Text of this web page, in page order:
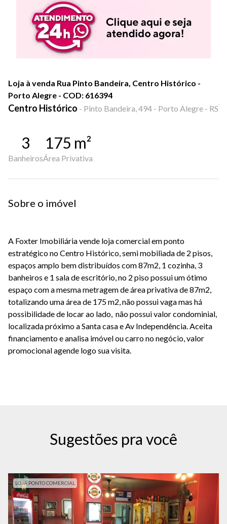
Loja à venda Rua Pinto Bandeira, Centro Histórico -
Porto Alegre - COD: 616394
Centro Histórico - Pinto Bandeira, 494 - Porto Alegre - RS
3
Banheiros
175 m²
Área Privativa
Sobre o imóvel
A Foxter Imobiliária vende loja comercial em ponto
estratégico no Centro Histórico, semi mobiliada de 2 pisos,
espaços amplo bem distribuídos com 87m2, 1 cozinha, 3
banheiros e 1 sala de escritório, no 2 piso possui um ótimo
espaço com a mesma metragem de área privativa de 87m2,
totalizando uma área de 175 m2, não possui vaga mas há
possibilidade de locar ao lado, não possui valor condominial,
localizada próximo a Santa casa e Av Independência. Aceita
financiamento e analisa imóvel ou carro no negócio, valor
promocional agende logo sua visita.
Sugestões pra você
LOJA PONTO COMERCIAL